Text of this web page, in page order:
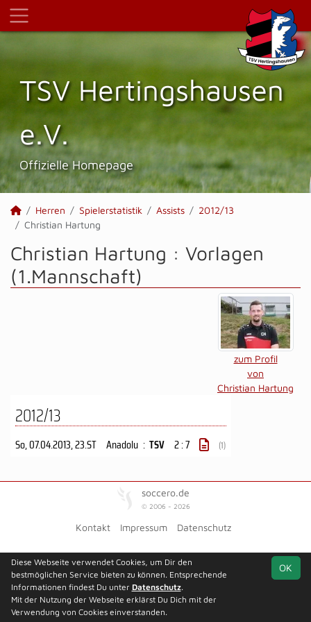
TSV Hertings­hausen
e.V.
Offizielle Homepage
Herren Spielerstatistik Assists
2012/13
Christian Hartung
Christian Hartung : Vorlagen
(1.Mannschaft)
zum Profil
von
Christian Hartung
2012/13
So, 07.04.2013, 23.ST Anadolu : TSV 2 : 7 (1)
soccero.de
© 2006 - 2026
Kontakt Impressum Datenschutz
OK
Diese Webseite verwendet Cookies, um Dir den
bestmöglichen Service bieten zu können. Entsprechende
Informationen findest Du unter Datenschutz.
Mit der Nutzung der Webseite erklärst Du Dich mit der
Verwendung von Cookies einverstanden.